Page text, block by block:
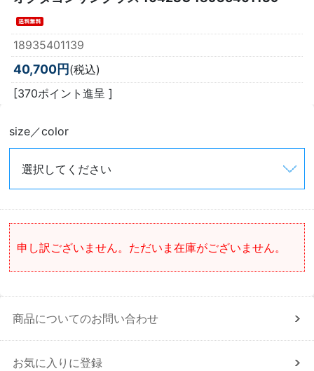
18935401139
40,700円(税込)
[370ポイント進呈 ]
size／color
申し訳ございません。ただいま在庫がございません。
商品についてのお問い合わせ
お気に入りに登録